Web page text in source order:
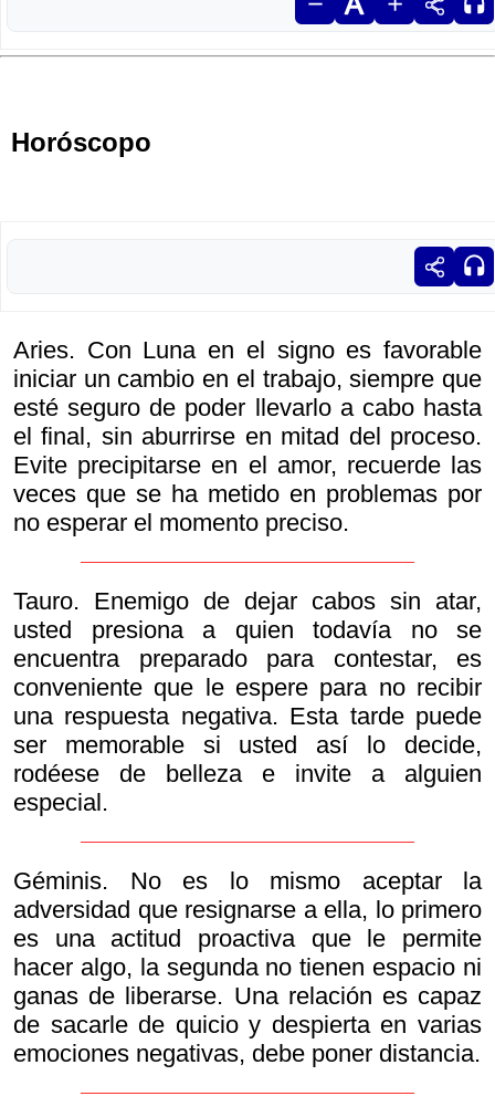
Horóscopo
Aries. Con Luna en el signo es favorable
iniciar un cambio en el trabajo, siempre que
esté seguro de poder llevarlo a cabo hasta
el final, sin aburrirse en mitad del proceso.
Evite precipitarse en el amor, recuerde las
veces que se ha metido en problemas por
no esperar el momento preciso.
Tauro. Enemigo de dejar cabos sin atar,
usted presiona a quien todavía no se
encuentra preparado para contestar, es
conveniente que le espere para no recibir
una respuesta negativa. Esta tarde puede
ser memorable si usted así lo decide,
rodéese de belleza e invite a alguien
especial.
Géminis. No es lo mismo aceptar la
adversidad que resignarse a ella, lo primero
es una actitud proactiva que le permite
hacer algo, la segunda no tienen espacio ni
ganas de liberarse. Una relación es capaz
de sacarle de quicio y despierta en varias
emociones negativas, debe poner distancia.